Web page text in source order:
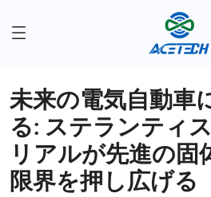
未来の電気自動車
る: ステランティ
リアルが先進の固
限界を押し広げる